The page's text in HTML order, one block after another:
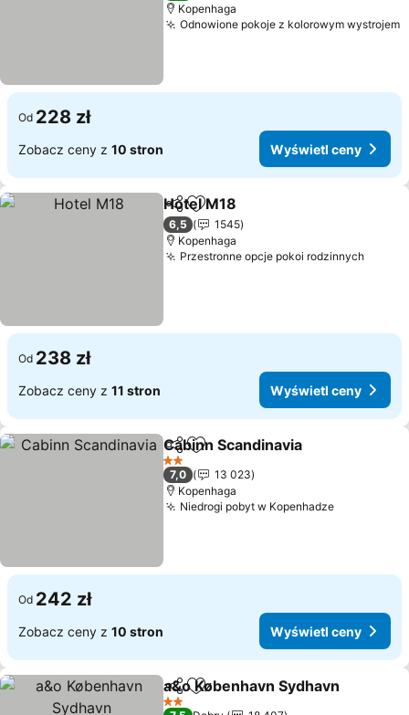
Kopenhaga
Odnowione pokoje z kolorowym wystrojem
Od 228 zł
Zobacz ceny z 10 stron Wyświetl ceny
Udostępnij
Dodaj do ulubionych
Hotel M18
6,5
1545
Kopenhaga
Przestronne opcje pokoi rodzinnych
Od 238 zł
Zobacz ceny z 11 stron Wyświetl ceny
Udostępnij
Dodaj do ulubionych
Cabinn Scandinavia
2 Kategoria
7,0
13 023
Kopenhaga
Niedrogi pobyt w Kopenhadze
Od 242 zł
Zobacz ceny z 10 stron Wyświetl ceny
UdostępnijDodaj do ulubionych
a&o København Sydhavn
2 Kategoria